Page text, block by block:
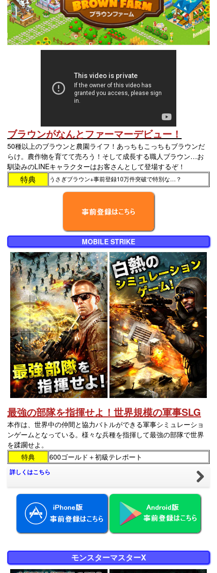
ブラウンがなんとファーマーデビュー！
50種以上のブラウンと農園ライフ！あっちもこっちもブラウンだ
らけ。農作物を育てて売ろう！そして成長する職人ブラウン…お
馴染みのLINEキャラクターはお客さんとして登場するぞ！
特典 うさぎブラウン+事前登録10万件突破で特別な…？
MOBILE STRIKE
最強の部隊を指揮せよ！世界規模の軍事SLG
本作は、世界中の仲間と協力バトルができる軍事シミュレーショ
ンゲームとなっている。様々な兵種を指揮して最強の部隊で世界
を蹂躙せよ。
特典
600ゴールド＋初級テレポート
詳しくはこちら
モンスターマスターX